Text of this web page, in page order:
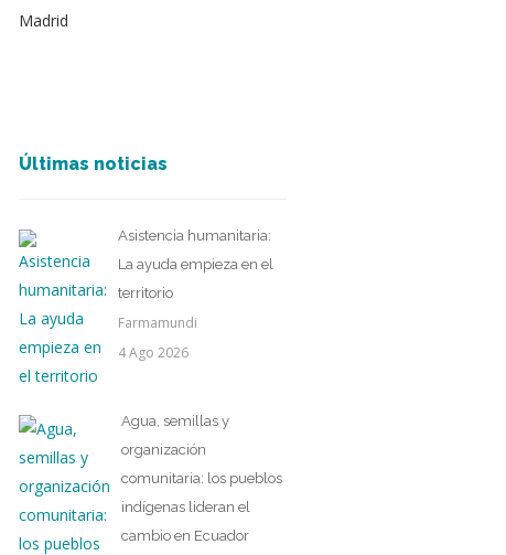
Madrid
Últimas noticias
Asistencia humanitaria:
La ayuda empieza en el
territorio
Farmamundi
4 Ago 2026
Agua, semillas y
organización
comunitaria: los pueblos
indígenas lideran el
cambio en Ecuador